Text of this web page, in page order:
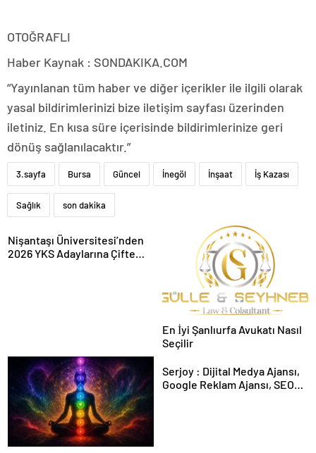
OTOĞRAFLI
Haber Kaynak : SONDAKIKA.COM
“Yayınlanan tüm haber ve diğer içerikler ile ilgili olarak
yasal bildirimlerinizi bize iletişim sayfası üzerinden
iletiniz. En kısa süre içerisinde bildirimlerinize geri
dönüş sağlanılacaktır.”
3.sayfa Bursa Güncel İnegöl İnşaat İş Kazası
Sağlık son dakika
Nişantaşı Üniversitesi’nden
2026 YKS Adaylarına Çifte
En İyi Şanlıurfa Avukatı Nasıl
Seçilir
Serjoy : Dijital Medya Ajansı,
Google Reklam Ajansı, SEO